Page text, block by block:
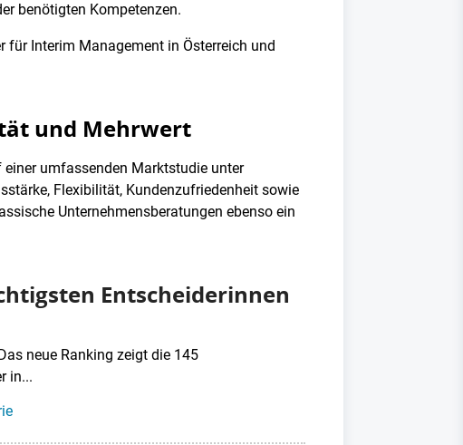
benötigten Kompetenzen.
Interim Management in Österreich und
und Mehrwert
einer umfassenden Marktstudie unter
Flexibilität, Kundenzufriedenheit sowie
Unternehmensberatungen ebenso ein
Entscheiderinnen
neue Ranking zeigt die 145
in...